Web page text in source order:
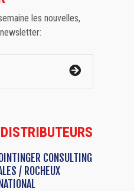
les nouvelles,
CONSULTING
/ ROCHEUX